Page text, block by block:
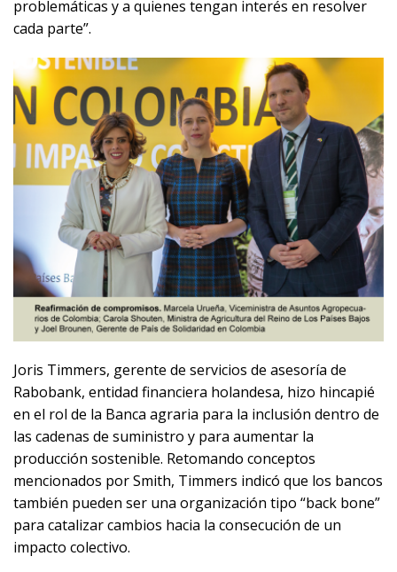
problemáticas y a quienes tengan interés en resolver
cada parte”.
Joris Timmers, gerente de servicios de asesoría de
Rabobank, entidad financiera holandesa, hizo hincapié
en el rol de la Banca agraria para la inclusión dentro de
las cadenas de suministro y para aumentar la
producción sostenible. Retomando conceptos
mencionados por Smith, Timmers indicó que los bancos
también pueden ser una organización tipo “back bone”
para catalizar cambios hacia la consecución de un
impacto colectivo.